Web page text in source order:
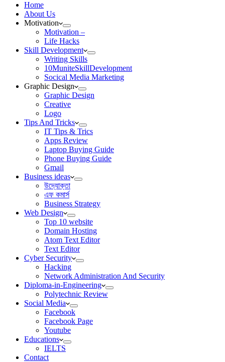
Home
About Us
Motivation
Motivation –
Life Hacks
Skill Development
Writing Skills
10MuniteSkillDevelopment
Socical Media Marketing
Graphic Design
Graphic Design
Creative
Logo
Tips And Tricks
IT Tips & Trics
Apps Review
Laptop Buying Guide
Phone Buying Guide
Gmail
Business ideas
উদ্যোক্তা
এফ কমার্স
Business Strategy
Web Design
Top 10 website
Domain Hosting
Atom Text Editor
Text Editor
Cyber Security
Hacking
Network Administration And Security
Diploma-in-Engineering
Polytechnic Review
Social Media
Facebook
Facebook Page
Youtube
Educations
IELTS
Contact